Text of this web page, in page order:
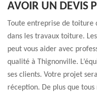
AVOIR UN DEVIS
Toute entreprise de
dans les travaux toiture.
peut vous aider avec
qualité à Thignonville.
ses clients. Votre projet
réception. De plus que